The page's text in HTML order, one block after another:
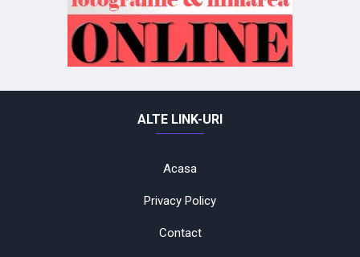
ALTE LINK-URI
Acasa
Privacy Policy
Contact